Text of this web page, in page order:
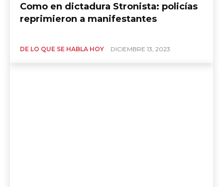
Como en dictadura Stronista: policías
reprimieron a manifestantes
DE LO QUE SE HABLA HOY DICIEMBRE 13, 2023